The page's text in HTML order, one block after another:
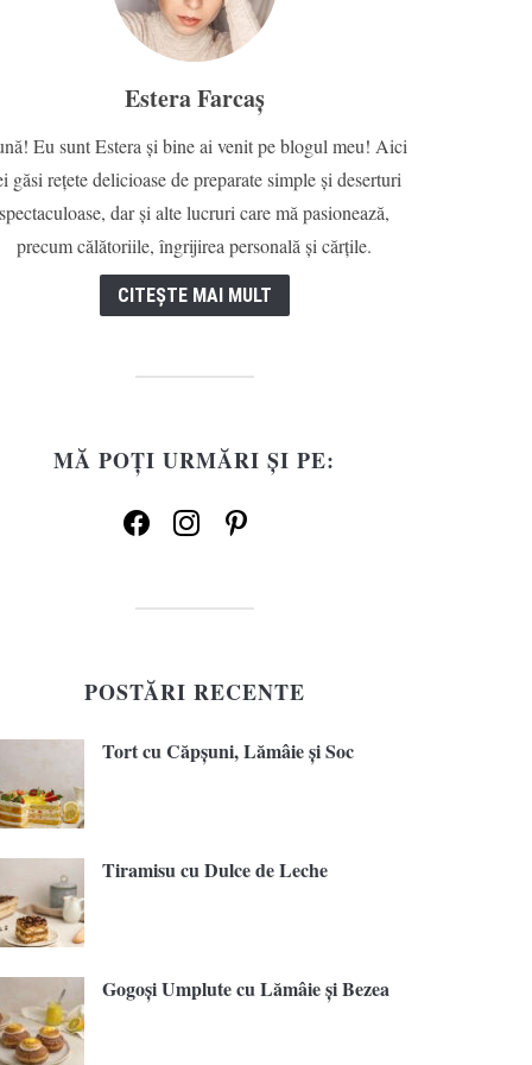
Estera Farcaș
Eu sunt Estera și bine ai venit pe blogul meu! Aici
găsi rețete delicioase de preparate simple și deserturi
spectaculoase, dar și alte lucruri care mă pasionează,
precum călătoriile, îngrijirea personală și cărțile.
CITEȘTE MAI MULT
MĂ POȚI URMĂRI ȘI PE:
facebookinstagrampinterest
POSTĂRI RECENTE
Tort cu Căpșuni, Lămâie și Soc
Tiramisu cu Dulce de Leche
Gogoși Umplute cu Lămâie și Bezea